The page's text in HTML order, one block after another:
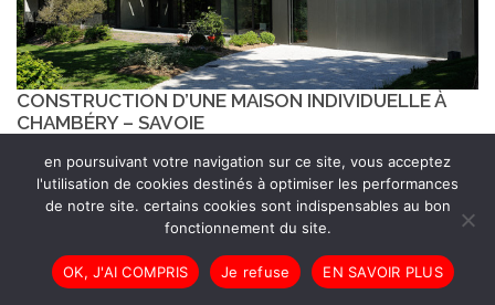
CONSTRUCTION D’UNE MAISON INDIVIDUELLE À
CHAMBÉRY – SAVOIE
en poursuivant votre navigation sur ce site, vous acceptez
l'utilisation de cookies destinés à optimiser les performances
de notre site. certains cookies sont indispensables au bon
fonctionnement du site.
OK, J'AI COMPRIS Je refuse EN SAVOIR PLUS